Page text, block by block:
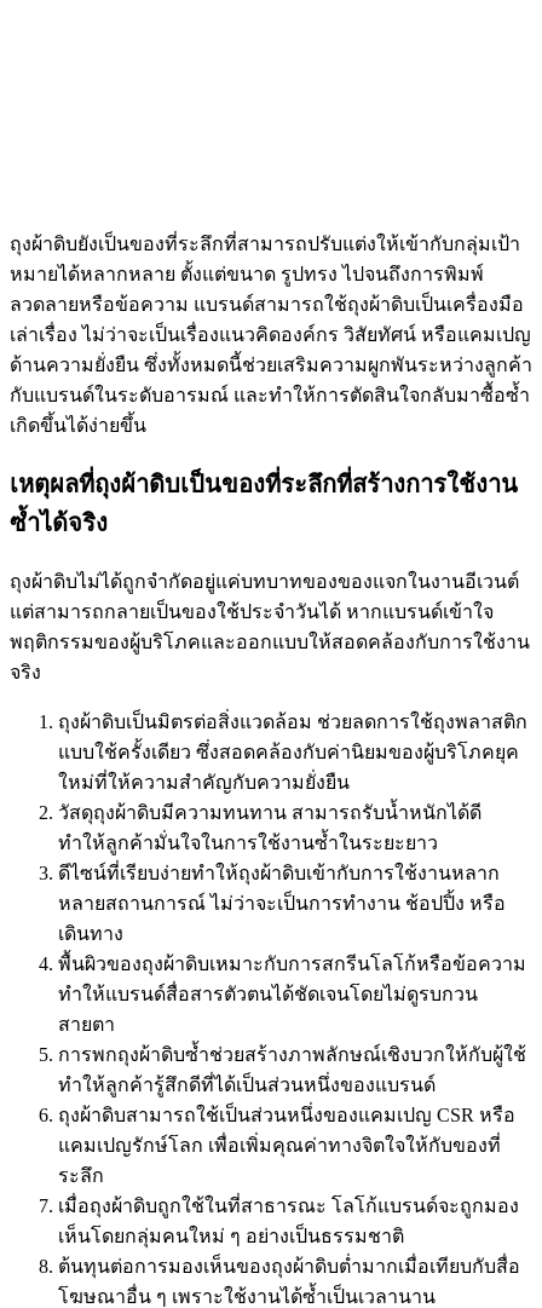
ถุงผ้าดิบยังเป็นของที่ระลึกที่สามารถปรับแต่งให้เข้ากับกลุ่มเป้า
หมายได้หลากหลาย ตั้งแต่ขนาด รูปทรง ไปจนถึงการพิมพ์
ลวดลายหรือข้อความ แบรนด์สามารถใช้ถุงผ้าดิบเป็นเครื่องมือ
เล่าเรื่อง ไม่ว่าจะเป็นเรื่องแนวคิดองค์กร วิสัยทัศน์ หรือแคมเปญ
ด้านความยั่งยืน ซึ่งทั้งหมดนี้ช่วยเสริมความผูกพันระหว่างลูกค้า
กับแบรนด์ในระดับอารมณ์ และทำให้การตัดสินใจกลับมาซื้อซ้ำ
เกิดขึ้นได้ง่ายขึ้น
เหตุผลที่ถุงผ้าดิบเป็นของที่ระลึกที่สร้างการใช้งาน
ซ้ำได้จริง
ถุงผ้าดิบไม่ได้ถูกจำกัดอยู่แค่บทบาทของของแจกในงานอีเวนต์
แต่สามารถกลายเป็นของใช้ประจำวันได้ หากแบรนด์เข้าใจ
พฤติกรรมของผู้บริโภคและออกแบบให้สอดคล้องกับการใช้งาน
จริง
ถุงผ้าดิบเป็นมิตรต่อสิ่งแวดล้อม ช่วยลดการใช้ถุงพลาสติก
แบบใช้ครั้งเดียว ซึ่งสอดคล้องกับค่านิยมของผู้บริโภคยุค
ใหม่ที่ให้ความสำคัญกับความยั่งยืน
วัสดุถุงผ้าดิบมีความทนทาน สามารถรับน้ำหนักได้ดี
ทำให้ลูกค้ามั่นใจในการใช้งานซ้ำในระยะยาว
ดีไซน์ที่เรียบง่ายทำให้ถุงผ้าดิบเข้ากับการใช้งานหลาก
หลายสถานการณ์ ไม่ว่าจะเป็นการทำงาน ช้อปปิ้ง หรือ
เดินทาง
พื้นผิวของถุงผ้าดิบเหมาะกับการสกรีนโลโก้หรือข้อความ
ทำให้แบรนด์สื่อสารตัวตนได้ชัดเจนโดยไม่ดูรบกวน
สายตา
การพกถุงผ้าดิบซ้ำช่วยสร้างภาพลักษณ์เชิงบวกให้กับผู้ใช้
ทำให้ลูกค้ารู้สึกดีที่ได้เป็นส่วนหนึ่งของแบรนด์
ถุงผ้าดิบสามารถใช้เป็นส่วนหนึ่งของแคมเปญ CSR หรือ
แคมเปญรักษ์โลก เพื่อเพิ่มคุณค่าทางจิตใจให้กับของที่
ระลึก
เมื่อถุงผ้าดิบถูกใช้ในที่สาธารณะ โลโก้แบรนด์จะถูกมอง
เห็นโดยกลุ่มคนใหม่ ๆ อย่างเป็นธรรมชาติ
ต้นทุนต่อการมองเห็นของถุงผ้าดิบต่ำมากเมื่อเทียบกับสื่อ
โฆษณาอื่น ๆ เพราะใช้งานได้ซ้ำเป็นเวลานาน